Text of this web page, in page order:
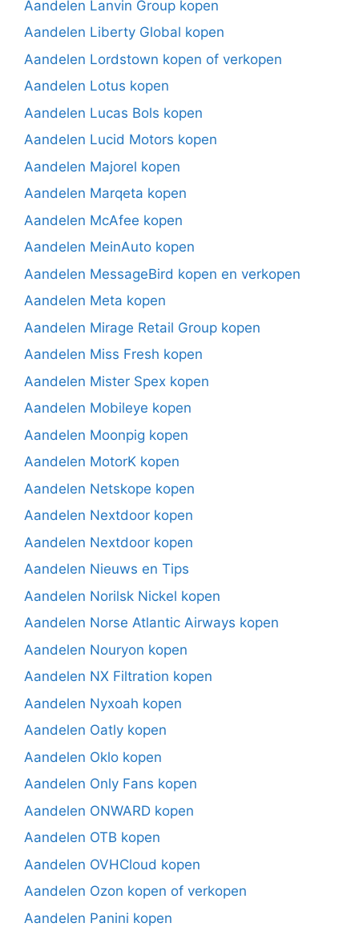
Aandelen Lanvin Group kopen
Aandelen Liberty Global kopen
Aandelen Lordstown kopen of verkopen
Aandelen Lotus kopen
Aandelen Lucas Bols kopen
Aandelen Lucid Motors kopen
Aandelen Majorel kopen
Aandelen Marqeta kopen
Aandelen McAfee kopen
Aandelen MeinAuto kopen
Aandelen MessageBird kopen en verkopen
Aandelen Meta kopen
Aandelen Mirage Retail Group kopen
Aandelen Miss Fresh kopen
Aandelen Mister Spex kopen
Aandelen Mobileye kopen
Aandelen Moonpig kopen
Aandelen MotorK kopen
Aandelen Netskope kopen
Aandelen Nextdoor kopen
Aandelen Nextdoor kopen
Aandelen Nieuws en Tips
Aandelen Norilsk Nickel kopen
Aandelen Norse Atlantic Airways kopen
Aandelen Nouryon kopen
Aandelen NX Filtration kopen
Aandelen Nyxoah kopen
Aandelen Oatly kopen
Aandelen Oklo kopen
Aandelen Only Fans kopen
Aandelen ONWARD kopen
Aandelen OTB kopen
Aandelen OVHCloud kopen
Aandelen Ozon kopen of verkopen
Aandelen Panini kopen